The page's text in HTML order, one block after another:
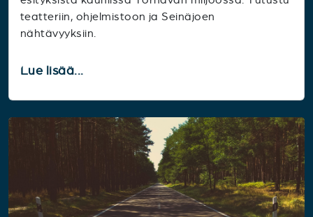
teatteriin, ohjelmistoon ja Seinäjoen
nähtävyyksiin.
Lue lisää...